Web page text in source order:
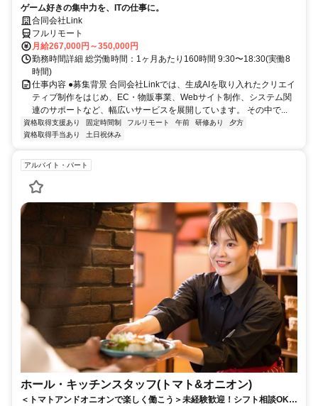
ゲーム好きの集中力を、ITの仕事に。
合同会社Link
フルリモート
月給267,000円～350,000円
勤務時間詳細 総労働時間：1ヶ月あたり160時間 9:30〜18:30(実働8
時間)
仕事内容 ●募集背景 合同会社Linkでは、生成AIを取り入れたクリエイ
ティブ制作をはじめ、EC・物販事業、Webサイト制作、システム関
連のサポートなど、幅広いサービスを展開しています。 その中で...
資格取得支援あり 固定時間制 フルリモート 午前 研修あり
夕方
資格取得手当あり
土日祝休み
アルバイト・パート
ホール・キッチンスタッフ(トマト&オニオン)
＜トマトアンドオニオンで楽しく働こう＞未経験歓迎！シフト相談OK！